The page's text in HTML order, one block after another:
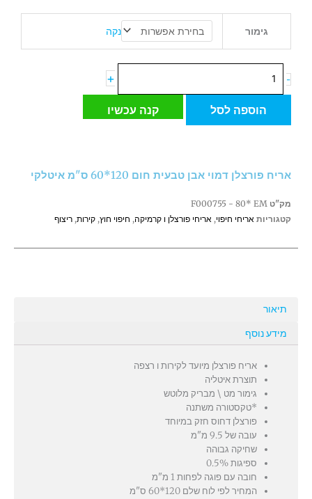
עד
גימור נקה
-
אריח
פורצלן
דמוי
אבן
טבעית
חום
איטלקי
+
הוספה לסל קנה עכשיו
אריח פורצלן דמוי אבן טבעית חום 120*60 ס"מ איטלקי
מק"ט F000755 - 80* EM
קטגוריות אריחי חיפוי, אריחי פורצלן ו קרמיקה, חיפוי חוץ, קירות, ריצוף
תיאור
מידע נוסף
אריח פורצלן מיועד לקירות ו רצפה
תוצרת איטליה
גימור מט \ מבריק מלוטש
*טקסטורה משתנה
פורצלן דחוס חזק במיוחד
עובה של 9.5 מ"מ
שחיקה גבוהה
ספיגות 0.5%
חובה עם פוגה לפחות 1 מ"מ
המחיר לפי לוח שלם 120*60 ס"מ